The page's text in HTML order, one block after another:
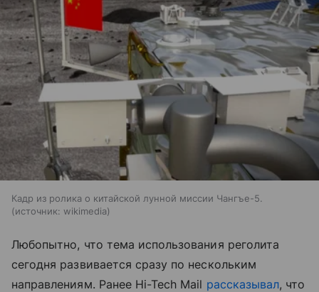
Кадр из ролика о китайской лунной миссии Чангъе-5.
источник: wikimedia
Любопытно, что тема использования реголита
сегодня развивается сразу по нескольким
направлениям. Ранее Hi-Tech Mail рассказывал, что